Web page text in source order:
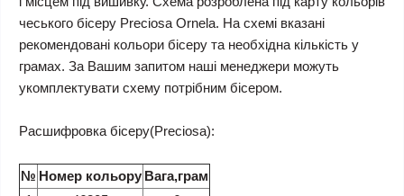
чеського бісеру Preciosa Ornela. На схемі вказані
рекомендовані кольори бісеру та необхідна кількість у
грамах. За Вашим запитом наші менеджери можуть
укомплектувати схему потрібним бісером.
Расшифровка бісеру(Preciosa):
№ Номер кольору Вага,грам